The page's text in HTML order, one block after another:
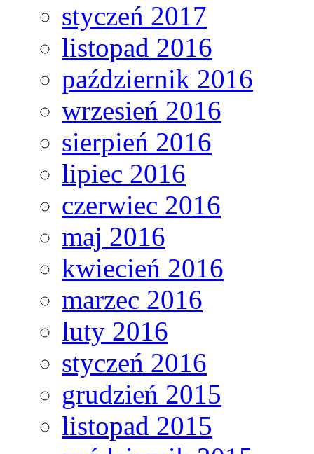
styczeń 2017
listopad 2016
październik 2016
wrzesień 2016
sierpień 2016
lipiec 2016
czerwiec 2016
maj 2016
kwiecień 2016
marzec 2016
luty 2016
styczeń 2016
grudzień 2015
listopad 2015